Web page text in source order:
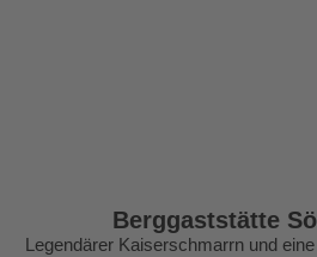
Berggaststätte
Legendärer Kaiserschmarrn und